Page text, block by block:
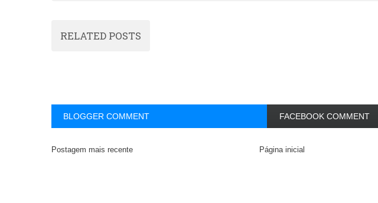
RELATED POSTS
BLOGGER COMMENT FACEBOOK COMMENT
Postagem mais recente Página inicial